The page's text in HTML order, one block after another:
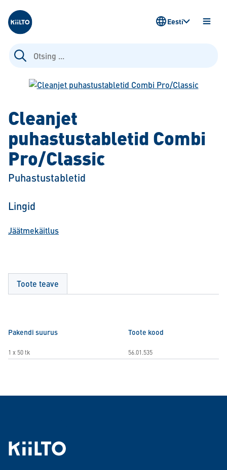
Kiilto Estonia
Otsi:
AVA
Eesti
Cleanjet
puhastustabletid Combi
Pro/Classic
Puhastustabletid
Lingid
Jäätmekäitlus
Toote teave
Pakendi suurus Toote kood
1 x 50 tk 56.01.535